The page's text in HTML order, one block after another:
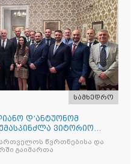
სამხედრო
დ’ანტუონომ
ვიტორიო
წვრთნებისა და
გაიმართა